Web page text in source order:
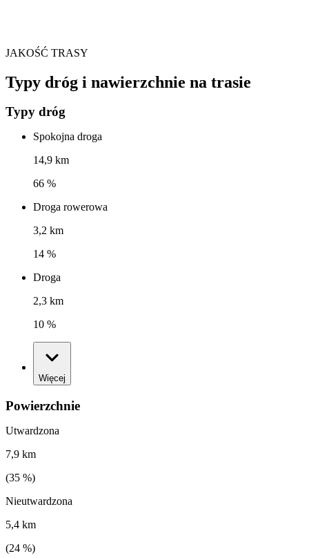
JAKOŚĆ TRASY
Typy dróg i nawierzchnie na trasie
Typy dróg
Spokojna droga
14,9 km
66 %
Droga rowerowa
3,2 km
14 %
Droga
2,3 km
10 %
Więcej
Powierzchnie
Utwardzona
7,9 km
(35 %)
Nieutwardzona
5,4 km
(24 %)